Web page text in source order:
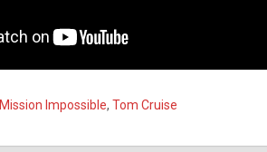
Mission Impossible, Tom Cruise